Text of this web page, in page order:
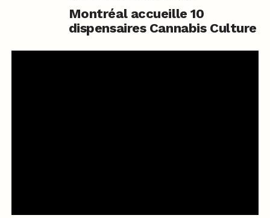
Montréal accueille 10
dispensaires Cannabis Culture